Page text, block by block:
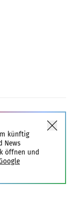
künftig
News
öffnen und